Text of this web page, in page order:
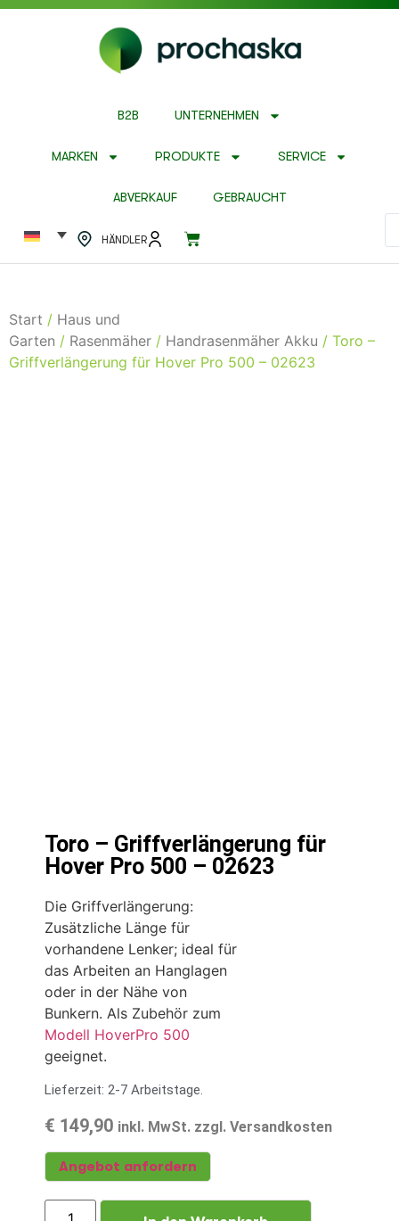
B2B UNTERNEHMEN
MARKEN PRODUKTE SERVICE
ABVERKAUF GEBRAUCHT
HÄNDLER
Start / Haus und
Garten / Rasenmäher / Handrasenmäher Akku / Toro –
Griffverlängerung für Hover Pro 500 – 02623
Toro – Griffverlängerung für
Hover Pro 500 – 02623
Die Griffverlängerung:
Zusätzliche Länge für
vorhandene Lenker; ideal für
das Arbeiten an Hanglagen
oder in der Nähe von
Bunkern. Als Zubehör zum
Modell HoverPro 500
geeignet.
Lieferzeit: 2-7 Arbeitstage.
€ 149,90 inkl. MwSt. zzgl. Versandkosten
Angebot anfordern